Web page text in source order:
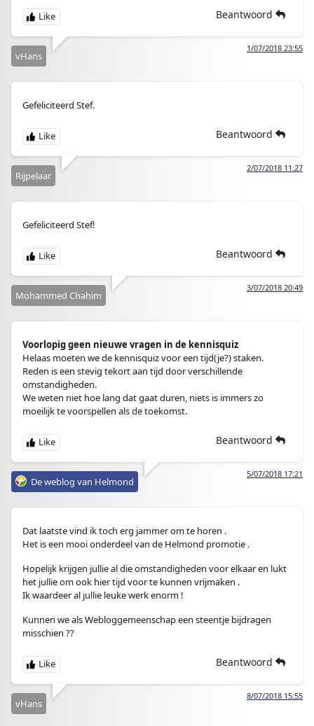
Beantwoord
1/07/2018 23:55
vHans
Gefeliciteerd Stef.
Beantwoord
2/07/2018 11:27
Rijpelaar
Gefeliciteerd Stef!
Beantwoord
3/07/2018 20:49
Mohammed Chahim
Voorlopig geen nieuwe vragen in de kennisquiz
Helaas moeten we de kennisquiz voor een tijd(je?) staken.
Reden is een stevig tekort aan tijd door verschillende
omstandigheden.
We weten niet hoe lang dat gaat duren, niets is immers zo
moeilijk te voorspellen als de toekomst.
Beantwoord
5/07/2018 17:21
De weblog van Helmond
Dat laatste vind ik toch erg jammer om te horen .
Het is een mooi onderdeel van de Helmond promotie .
Hopelijk krijgen jullie al die omstandigheden voor elkaar en lukt
het jullie om ook hier tijd voor te kunnen vrijmaken .
Ik waardeer al jullie leuke werk enorm !
Kunnen we als Webloggemeenschap een steentje bijdragen
misschien ??
Beantwoord
8/07/2018 15:55
vHans